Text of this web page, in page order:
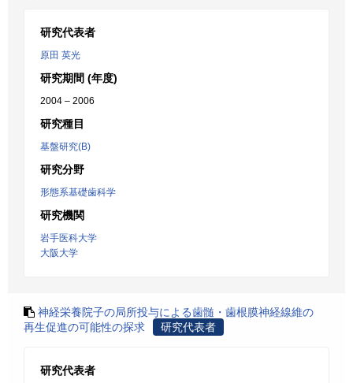
研究代表者
原田 英光
研究期間 (年度)
2004 – 2006
研究種目
基盤研究(B)
研究分野
形態系基礎歯科学
研究機関
岩手医科大学
大阪大学
神経栄養院子の局所投与による歯髄・歯根膜神経線維の
再生促進の可能性の探求
研究代表者
研究代表者